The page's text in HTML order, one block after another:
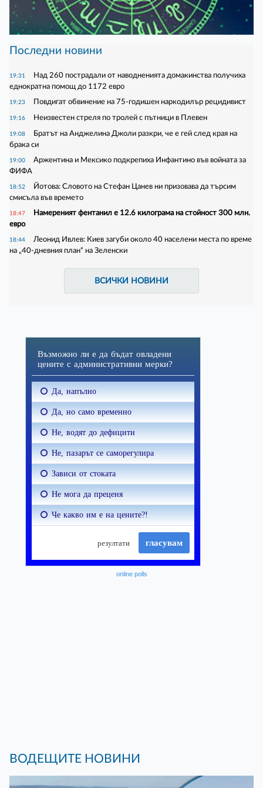
Последни новини
19:31
Над 260 пострадали от наводненията домакинства получиха
еднократна помощ до 1172 евро
19:23 Повдигат обвинение на 75-годишен наркодилър рецидивист
19:16 Неизвестен стреля по тролей с пътници в Плевен
19:08
Братът на Анджелина Джоли разкри, че е гей след края на
брака си
19:00
Аржентина и Мексико подкрепиха Инфантино във войната за
ФИФА
18:52
Йотова: Словото на Стефан Цанев ни призовава да търсим
смисъла във времето
18:47
Намереният фентанил е 12.6 килограма на стойност 300 млн.
евро
18:44
Леонид Ивлев: Киев загуби около 40 населени места по време
на „40-дневния план“ на Зеленски
ВСИЧКИ НОВИНИ
online polls
ВОДЕЩИТЕ НОВИНИ